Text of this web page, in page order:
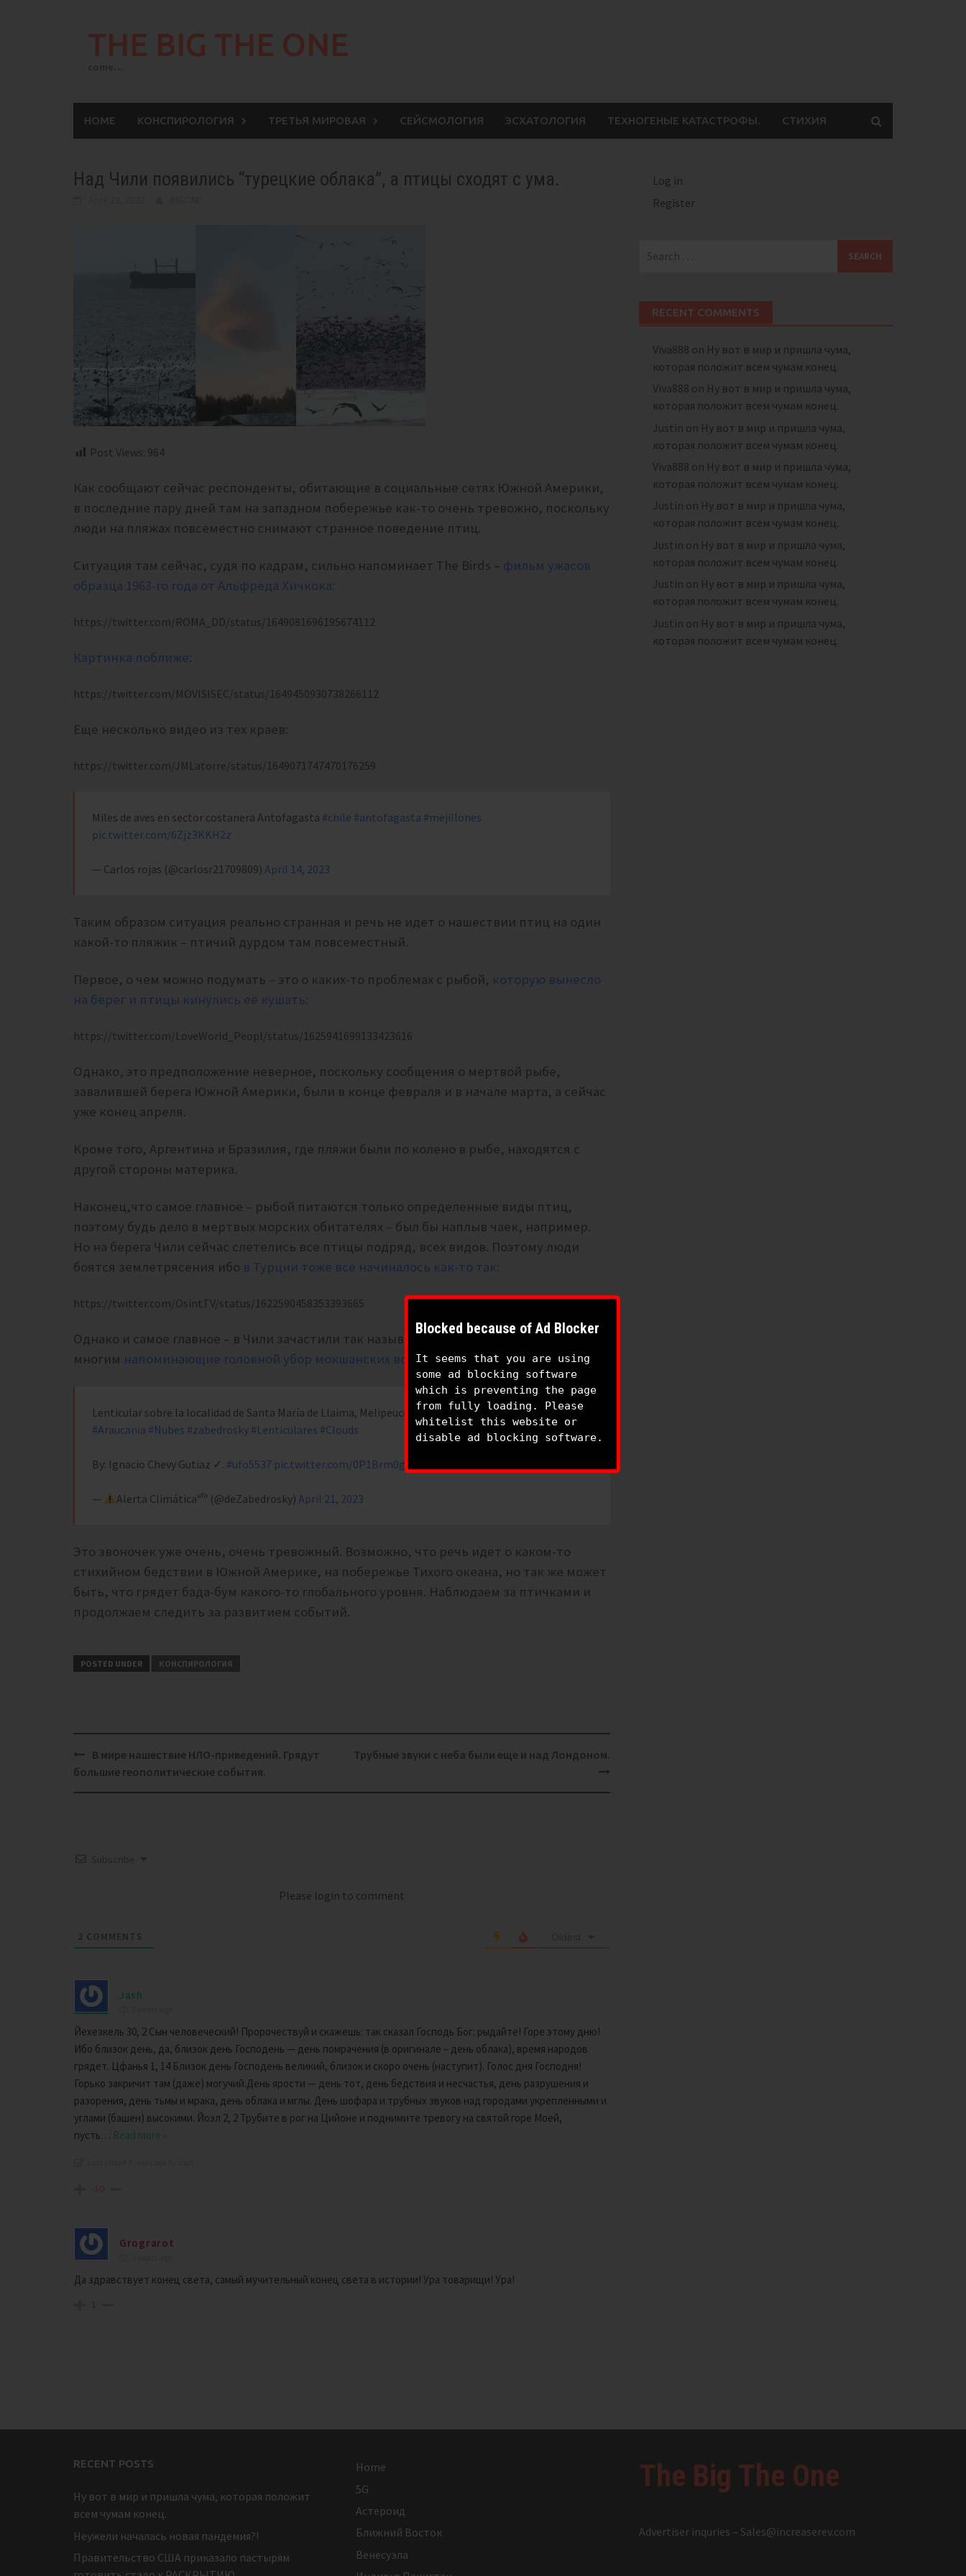
THE BIG THE ONE
HOME КОНСПИРОЛОГИЯ ТРЕТЬЯ МИРОВАЯ СЕЙСМОЛОГИЯ ЭСХАТОЛОГИЯ ТЕХНОГЕНЫЕ КАТАСТРОФЫ. СТИХИЯ
Над Чили появились “турецкие облака”, а птицы сходят с ума.
Post Views: 964
Как сообщают сейчас респонденты, обитающие в социальные сетях Южной Америки,
в последние пару дней там на западном побережье как-то очень тревожно, поскольку
люди на пляжах повсеместно снимают странное поведение птиц.
Ситуация там сейчас, судя по кадрам, сильно напоминает The Birds – фильм ужасов
образца 1963-го года от Альфреда Хичкока:
https://twitter.com/ROMA_DD/status/1649081696195674112
Картинка поближе:
https://twitter.com/MOVISISEC/status/1649450930738266112
Еще несколько видео из тех краев:
https://twitter.com/JMLatorre/status/1649071747470176259
Miles de aves en sector costanera Antofagasta #chile #antofagasta #mejillones
pic.twitter.com/6Zjz3KKH2z
— Carlos rojas (@carlosr21709809) April 14, 2023
Таким образом ситуация реально странная и речь не идет о нашествии птиц на один
какой-то пляжик – птичий дурдом там повсеместный.
Первое, о чем можно подумать – это о каких-то проблемах с рыбой, которую вынесло
на берег и птицы кинулись её кушать:
https://twitter.com/LoveWorld_Peopl/status/1625941699133423616
Однако, это предположение неверное, поскольку сообщения о мертвой рыбе,
завалившей берега Южной Америки, были в конце февраля и в начале марта, а сейчас
уже конец апреля.
Кроме того, Аргентина и Бразилия, где пляжи были по колено в рыбе, находятся с
другой стороны материка.
Наконец,что самое главное – рыбой питаются только определенные виды птиц,
поэтому будь дело в мертвых морских обитателях – был бы наплыв чаек, например.
Но на берега Чили сейчас слетелись все птицы подряд, всех видов. Поэтому люди
боятся землетрясения ибо в Турции тоже все начиналось как-то так:
https://twitter.com/OsintTV/status/1622590458353393665
Однако и самое главное – в Чили зачастили так называемые “турецкие облака”,
многим напоминающие головной убор мокшанских военных:
Lenticular sobre la localidad de Santa María de Llaima, Melipeuco, #Chile . (20.04.2023).#Nube
#Cloud
#Araucania #Nubes #zabedrosky #Lenticulares #Clouds
By: Ignacio Chevy Gutiaz ✓. #ufo5537 pic.twitter.com/0P1Brm0gA8
— Alerta Climáticaᵘᶠᵒ (@deZabedrosky)April 21, 2023
Это звоночек уже очень, очень тревожный. Возможно, что речь идет о каком-то
стихийном бедствии в Южной Америке, на побережье Тихого океана, но так же может
быть, что грядет бада-бум какого-то глобального уровня. Наблюдаем за птичками и
продолжаем следить за развитием событий.
POSTED UNDER КОНСПИРОЛОГИЯ
Post
navigation
В мире нашествие НЛО-приведений. Грядут
большие геополитические события.
Трубные звуки с неба были еще и над Лондоном.
Please login to comment
2 COMMENTS
Jash
Йехезкель 30, 2 Сын человеческий! Пророчествуй и скажешь: так сказал Господь Бог: рыдайте! Горе этому дню!
Ибо близок день, да, близок день Господень — день помрачения (в оригинале – день облака), время народов
грядет. Цфанья 1, 14 Близок день Господень великий, близок и скоро очень (наступит). Голос дня Господня!
Горько закричит там (даже) могучий.День ярости — день тот, день бедствия и несчастья, день разрушения и
разорения, день тьмы и мрака, день облака и мглы. День шофара и трубных звуков над городами укрепленными и
углами (башен) высокими. Йоэл 2, 2 Трубите в рог на Цийоне и поднимите тревогу на святой горе Моей,
пусть… Read more »
-10
Grograrot
Да здравствует конец света, самый мучительный конец света в истории! Ура товарищи! Ура!
1
Log in
Register
for:
RECENT COMMENTS
Viva888 on Ну вот в мир и пришла чума,
которая положит всем чумам конец.
Viva888 on Ну вот в мир и пришла чума,
которая положит всем чумам конец.
Justin on Ну вот в мир и пришла чума,
которая положит всем чумам конец.
Viva888 on Ну вот в мир и пришла чума,
которая положит всем чумам конец.
Justin on Ну вот в мир и пришла чума,
которая положит всем чумам конец.
Justin on Ну вот в мир и пришла чума,
которая положит всем чумам конец.
Justin on Ну вот в мир и пришла чума,
которая положит всем чумам конец.
Justin on Ну вот в мир и пришла чума,
которая положит всем чумам конец.
RECENT POSTS
Ну вот в мир и пришла чума, которая положит
всем чумам конец.
Неужели началась новая пандемия?!
Правительство США приказало пастырям
Home
5G
Астероид
Ближний Восток
Венесуэла
The Big The One
Advertiser inquries – Sales@increaserev.com
Blocked because of Ad Blocker
It seems that you are using
some ad blocking software
which is preventing the page
from fully loading. Please
whitelist this website or
disable ad blocking software.